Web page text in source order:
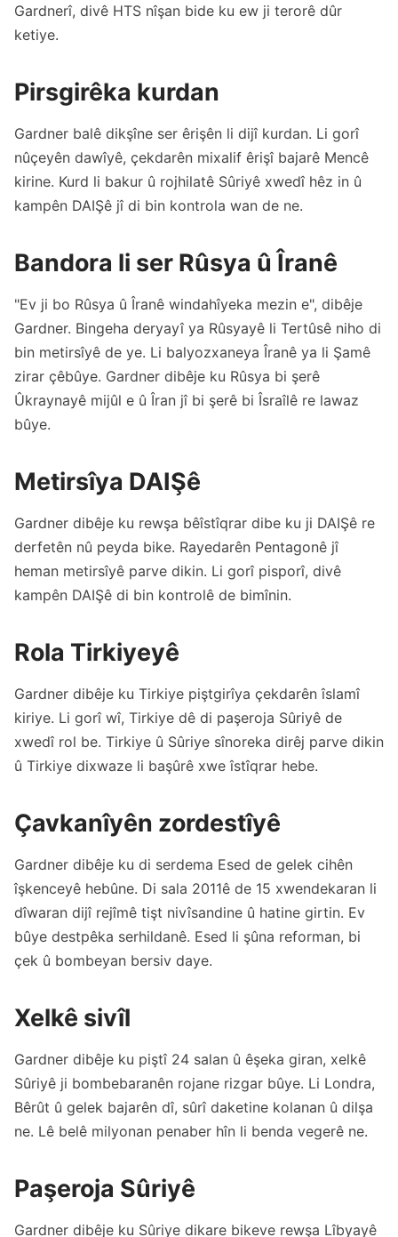
Gardnerî, divê HTS nîşan bide ku ew ji terorê dûr
ketiye.
Pirsgirêka kurdan
Gardner balê dikşîne ser êrişên li dijî kurdan. Li gorî
nûçeyên dawîyê, çekdarên mixalif êrişî bajarê Mencê
kirine. Kurd li bakur û rojhilatê Sûriyê xwedî hêz in û
kampên DAIŞê jî di bin kontrola wan de ne.
Bandora li ser Rûsya û Îranê
"Ev ji bo Rûsya û Îranê windahîyeka mezin e", dibêje
Gardner. Bingeha deryayî ya Rûsyayê li Tertûsê niho di
bin metirsîyê de ye. Li balyozxaneya Îranê ya li Şamê
zirar çêbûye. Gardner dibêje ku Rûsya bi şerê
Ûkraynayê mijûl e û Îran jî bi şerê bi Îsraîlê re lawaz
bûye.
Metirsîya DAIŞê
Gardner dibêje ku rewşa bêîstîqrar dibe ku ji DAIŞê re
derfetên nû peyda bike. Rayedarên Pentagonê jî
heman metirsîyê parve dikin. Li gorî pisporî, divê
kampên DAIŞê di bin kontrolê de bimînin.
Rola Tirkiyeyê
Gardner dibêje ku Tirkiye piştgirîya çekdarên îslamî
kiriye. Li gorî wî, Tirkiye dê di paşeroja Sûriyê de
xwedî rol be. Tirkiye û Sûriye sînoreka dirêj parve dikin
û Tirkiye dixwaze li başûrê xwe îstîqrar hebe.
Çavkanîyên zordestîyê
Gardner dibêje ku di serdema Esed de gelek cihên
îşkenceyê hebûne. Di sala 2011ê de 15 xwendekaran li
dîwaran dijî rejîmê tişt nivîsandine û hatine girtin. Ev
bûye destpêka serhildanê. Esed li şûna reforman, bi
çek û bombeyan bersiv daye.
Xelkê sivîl
Gardner dibêje ku piştî 24 salan û êşeka giran, xelkê
Sûriyê ji bombebaranên rojane rizgar bûye. Li Londra,
Bêrût û gelek bajarên dî, sûrî daketine kolanan û dilşa
ne. Lê belê milyonan penaber hîn li benda vegerê ne.
Paşeroja Sûriyê
Gardner dibêje ku Sûriye dikare bikeve rewşa Lîbyayê